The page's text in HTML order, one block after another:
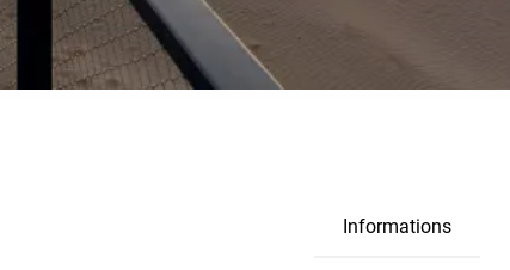
Informations